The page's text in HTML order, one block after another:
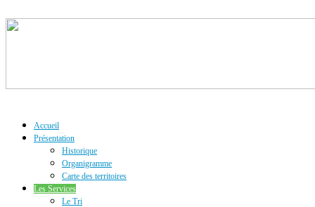
Accueil
Présentation
Historique
Organigramme
Carte des territoires
Les Services
Le Tri